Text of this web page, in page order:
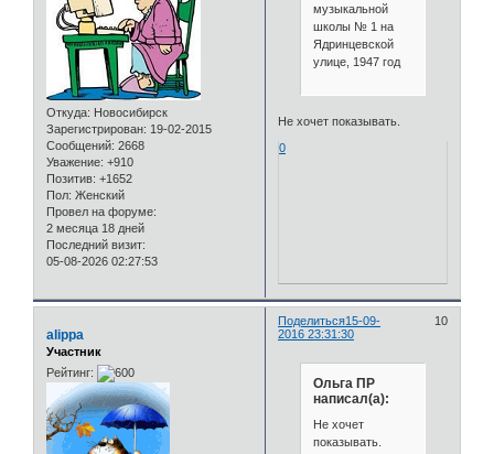
Откуда: Новосибирск
Зарегистрирован: 19-02-2015
Сообщений: 2668
Уважение: +910
Позитив: +1652
Пол: Женский
Провел на форуме:
2 месяца 18 дней
Последний визит:
05-08-2026 02:27:53
музыкальной
школы № 1 на
Ядринцевской
улице, 1947 год
Не хочет показывать.
0
Поделиться 10
15-09-
2016 23:31:30
alippa
Участник
Рейтинг:
Ольга ПР
написал(а):
Не хочет
показывать.